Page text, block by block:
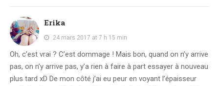
Erika
24 mars 2017 at 7 h 15 min
Oh, c’est vrai ? C’est dommage ! Mais bon, quand on n’y arrive
pas, on n’y arrive pas, y’a rien à faire à part essayer à nouveau
plus tard xD De mon côté j’ai eu peur en voyant l’épaisseur